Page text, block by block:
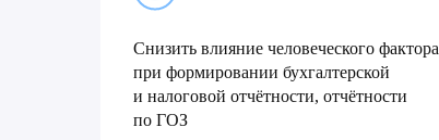
Снизить влияние человеческого фактора
при формировании бухгалтерской
и налоговой отчётности, отчётности
по ГОЗ